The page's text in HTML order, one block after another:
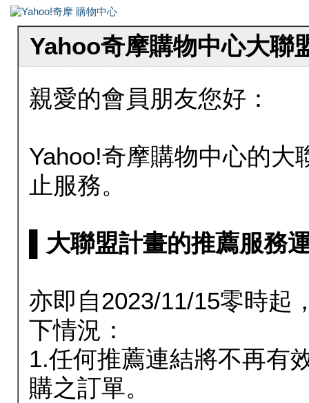
Yahoo奇摩購物中心大聯
親愛的會員朋友您好：
Yahoo!奇摩購物中心的大
止服務。
▌大聯盟計畫的推薦服務
亦即自2023/11/15零時起
下情況：
1.任何推薦連結將不再有
購之訂單。